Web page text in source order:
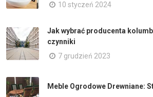
10 styczeń 2024
Jak wybrać producenta
czynniki
7 grudzień 2023
Meble Ogrodowe Drewniane: